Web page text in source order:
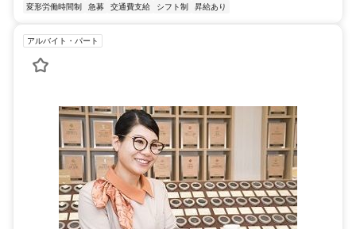
変形労働時間制 急募 交通費支給 シフト制 昇給あり
アルバイト・パート